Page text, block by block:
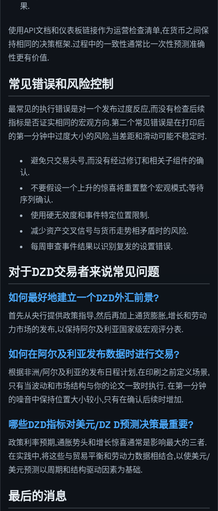
果.
使用API文档和仪表板链接作为运营检查清单,在货币之间保
持相同的决策框架.过程中的一致性通常比一次性预测准确
性更有价值.
常见错误和风险控制
最常见的执行错误是对一个发布过度反应,而没有检查后续
指标是否证实相同的宏观方向.第二个常见错误是在打印后
的第一分钟中过度大小的风险,当差距和滑动可能不稳定时.
避免只交易头号,而没有经过修订和相关子组件的确
认.
不要假设一个上升的惊喜将重置整个宏观模式;等待
序列确认.
使用硬无效度和事件特定位置限制.
减少资产交叉信号与货币走势相矛盾时的风险.
每周审查事件结果以识别复发的设置错误.
对于DZD交易者来说常见问题
如何最好地建立一个DZD外汇前景?
首先从央行提供政策指导,然后再加上通货膨胀,增长和劳动
力市场的发布,以保持阿尔及利亚国家级宏观评分表.
如何在阿尔及利亚发布数据时进行交易?
根据非洲/阿尔及利亚的发布日程计划,在印刷之前定义场景,
只有当波动和市场结构与你的论文一致时执行. 在第一分钟
的噪音中保持位置大小较小,只有在确认后续时增加.
哪些DZD指标对美元/DZ D预测决策最重要?
政策利率预期,通胀势头和增长惊喜通常是影响最大的三者.
在实践中,将这些与贸易平衡和劳动力数据相结合,以使美元/
美元预测以周期和结构驱动因素为基础.
最后的消息